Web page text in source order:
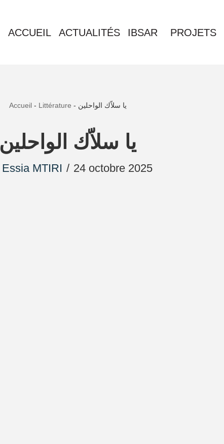
ACCUEIL ACTUALITÉS IBSAR PROJETS
Accueil- Littérature - يا سلاّك الواحلين
يا سلاّك الواحلين
Essia MTIRI 24 octobre 2025